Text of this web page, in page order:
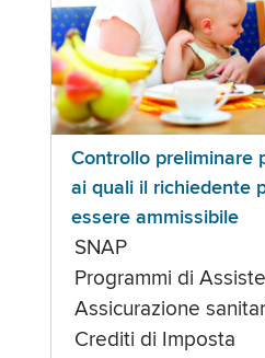
Controllo preliminare
ai quali il richiedente
essere ammissibile
SNAP
Programmi di
Assicurazione
Crediti di Imposta